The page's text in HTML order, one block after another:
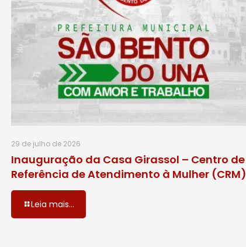
29 de julho de 2026
Inauguração da Casa Girassol – Centro de
Referência de Atendimento à Mulher (CRM)
Leia mais...